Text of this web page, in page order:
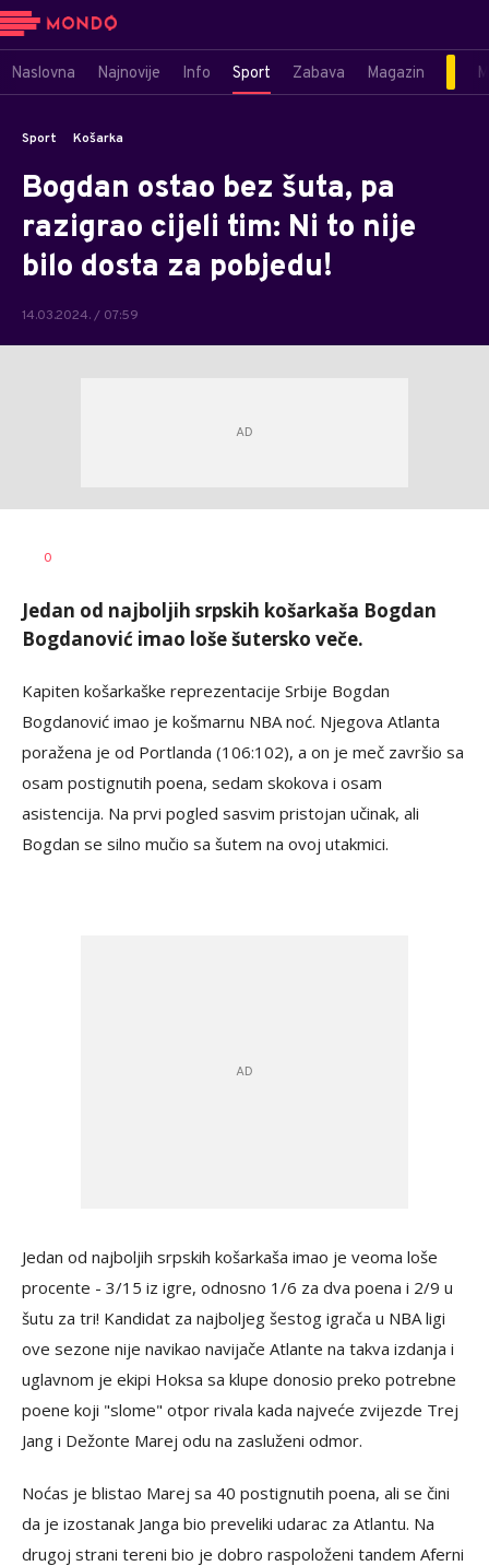
Naslovna Najnovije Info Sport Zabava Magazin
Sport Košarka
Bogdan ostao bez šuta, pa
razigrao cijeli tim: Ni to nije
bilo dosta za pobjedu!
14.03.2024. / 07:59
AUTOR
0
Jedan od najboljih srpskih košarkaša Bogdan
Bogdanović imao loše šutersko veče.
Kapiten košarkaške reprezentacije Srbije Bogdan
Bogdanović imao je košmarnu NBA noć. Njegova Atlanta
poražena je od Portlanda (106:102), a on je meč završio sa
osam postignutih poena, sedam skokova i osam
asistencija. Na prvi pogled sasvim pristojan učinak, ali
Bogdan se silno mučio sa šutem na ovoj utakmici.
Jedan od najboljih srpskih košarkaša imao je veoma loše
procente - 3/15 iz igre, odnosno 1/6 za dva poena i 2/9 u
šutu za tri! Kandidat za najboljeg šestog igrača u NBA ligi
ove sezone nije navikao navijače Atlante na takva izdanja i
uglavnom je ekipi Hoksa sa klupe donosio preko potrebne
poene koji "slome" otpor rivala kada najveće zvijezde Trej
Jang i Dežonte Marej odu na zasluženi odmor.
Noćas je blistao Marej sa 40 postignutih poena, ali se čini
da je izostanak Janga bio preveliki udarac za Atlantu. Na
drugoj strani tereni bio je dobro raspoloženi tandem Aferni